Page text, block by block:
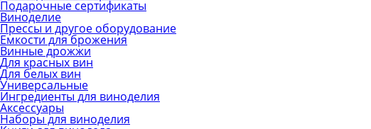
Подарочные сертификаты
Виноделие
Прессы и другое оборудование
Емкости для брожения
Винные дрожжи
Для красных вин
Для белых вин
Универсальные
Ингредиенты для виноделия
Аксессуары
Наборы для виноделия